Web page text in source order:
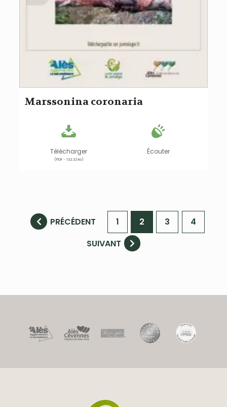
Marssonina coronaria
Télécharger
(PDF - 132.32 ko)
Écouter
PRÉCÉDENT 1 2 3
4
SUIVANT